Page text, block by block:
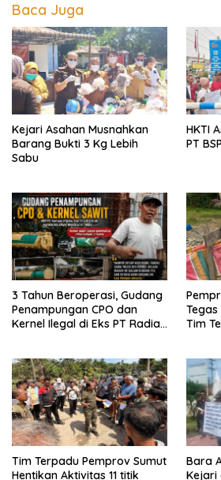
Baca Juga
Kejari Asahan Musnahkan
Barang Bukti 3 Kg Lebih
Sabu
HKTI
PT
3 Tahun Beroperasi, Gudang
Penampungan CPO dan
Kernel Ilegal di Eks PT Radian
Tegas
Tim
Tim Terpadu Pemprov Sumut
Hentikan Aktivitas 11 titik
Bara
Kejari